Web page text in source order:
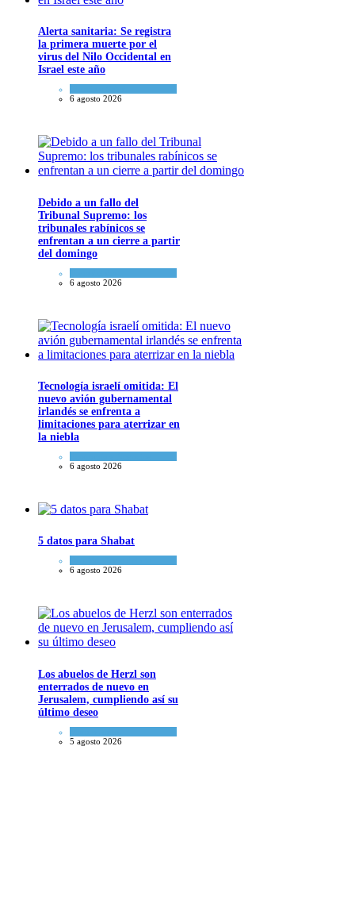
Alerta sanitaria: Se registra
la primera muerte por el
virus del Nilo Occidental en
Israel este año
6 agosto 2026
Debido a un fallo del
Tribunal Supremo: los
tribunales rabínicos se
enfrentan a un cierre a partir
del domingo
6 agosto 2026
Tecnología israelí omitida: El
nuevo avión gubernamental
irlandés se enfrenta a
limitaciones para aterrizar en
la niebla
6 agosto 2026
5 datos para Shabat
6 agosto 2026
Los abuelos de Herzl son
enterrados de nuevo en
Jerusalem, cumpliendo así su
último deseo
5 agosto 2026